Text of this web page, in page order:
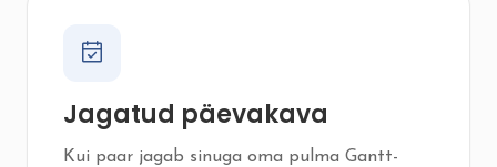
Jagatud päevakava
Kui paar jagab sinuga oma pulma Gantt-